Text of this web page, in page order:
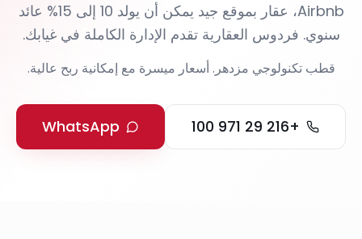
Airbnb، عقار بموقع جيد يمكن أن يولد 10 إلى 15% عائد
سنوي. فردوس العقارية تقدم الإدارة الكاملة في غيابك.
قطب تكنولوجي مزدهر. أسعار ميسرة مع إمكانية ربح عالية.
WhatsApp +216 29 971 100